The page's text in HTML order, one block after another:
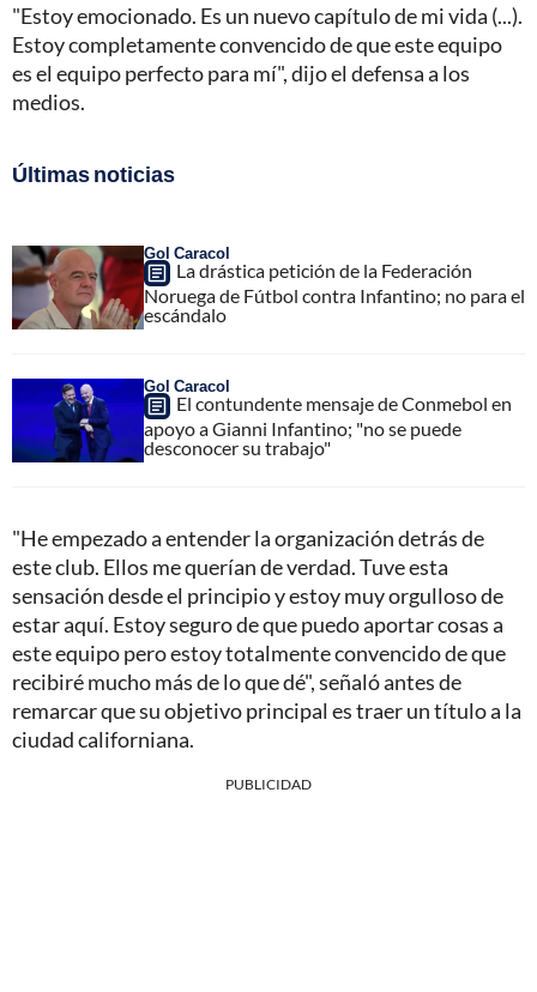
"Estoy emocionado. Es un nuevo capítulo de mi vida (...).
Estoy completamente convencido de que este equipo
es el equipo perfecto para mí", dijo el defensa a los
medios.
Últimas noticias
Gol Caracol
La drástica petición de la Federación
Noruega de Fútbol contra Infantino; no para el
escándalo
Gol Caracol
El contundente mensaje de Conmebol en
apoyo a Gianni Infantino; "no se puede
desconocer su trabajo"
"He empezado a entender la organización detrás de
este club. Ellos me querían de verdad. Tuve esta
sensación desde el principio y estoy muy orgulloso de
estar aquí. Estoy seguro de que puedo aportar cosas a
este equipo pero estoy totalmente convencido de que
recibiré mucho más de lo que dé", señaló antes de
remarcar que su objetivo principal es traer un título a la
ciudad californiana.
PUBLICIDAD